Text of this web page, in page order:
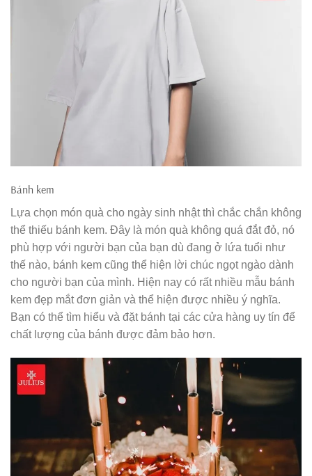
Bánh kem
Lựa chọn món quà cho ngày sinh nhật thì chắc chắn không
thể thiếu bánh kem. Đây là món quà không quá đắt đỏ, nó
phù hợp với người bạn của bạn dù đang ở lứa tuổi như
thế nào, bánh kem cũng thể hiện lời chúc ngọt ngào dành
cho người bạn của mình. Hiện nay có rất nhiều mẫu bánh
kem đẹp mắt đơn giản và thể hiện được nhiều ý nghĩa.
Bạn có thể tìm hiểu và đặt bánh tại các cửa hàng uy tín để
chất lượng của bánh được đảm bảo hơn.